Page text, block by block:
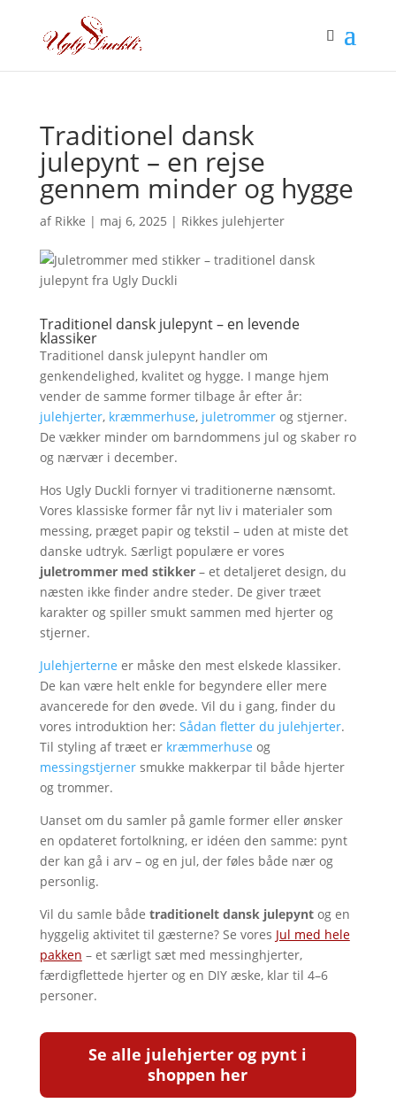
Traditionel dansk
julepynt – en rejse
gennem minder og hygge
af Rikke | maj 6, 2025 | Rikkes julehjerter
Traditionel dansk julepynt – en levende
klassiker
Traditionel dansk julepynt handler om
genkendelighed, kvalitet og hygge. I mange hjem
vender de samme former tilbage år efter år:
julehjerter, kræmmerhuse, juletrommerog stjerner.
De vækker minder om barndommens jul og skaber ro
og nærvær i december.
Hos Ugly Duckli fornyer vi traditionerne nænsomt.
Vores klassiske former får nyt liv i materialer som
messing, præget papir og tekstil – uden at miste det
danske udtryk. Særligt populære er vores
juletrommer med stikker– et detaljeret design, du
næsten ikke finder andre steder. De giver træet
karakter og spiller smukt sammen med hjerter og
stjerner.
Julehjerterne er måske den mest elskede klassiker.
De kan være helt enkle for begyndere eller mere
avancerede for den øvede. Vil du i gang, finder du
vores introduktion her: Sådan fletter du julehjerter.
Til styling af træet er kræmmerhuse og
messingstjernersmukke makkerpar til både hjerter
og trommer.
Uanset om du samler på gamle former eller ønsker
en opdateret fortolkning, er idéen den samme: pynt
der kan gå i arv – og en jul, der føles både nær og
personlig.
Vil du samle både traditionelt dansk julepyntog en
hyggelig aktivitet til gæsterne? Se vores Jul med hele
pakken – et særligt sæt med messinghjerter,
færdigflettede hjerter og en DIY æske, klar til 4–6
personer.
Se alle julehjerter og pynt i
shoppen her